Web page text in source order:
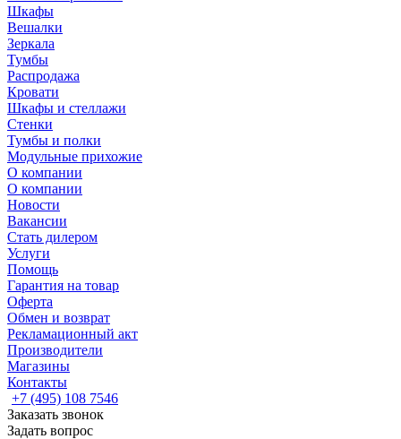
Шкафы
Вешалки
Зеркала
Тумбы
Распродажа
Кровати
Шкафы и стеллажи
Стенки
Тумбы и полки
Модульные прихожие
О компании
О компании
Новости
Вакансии
Стать дилером
Услуги
Помощь
Гарантия на товар
Оферта
Обмен и возврат
Рекламационный акт
Производители
Магазины
Контакты
+7 (495) 108 7546
Заказать звонок
Задать вопрос